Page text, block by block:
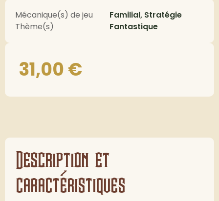
Mécanique(s) de jeu
Familial, Stratégie
Thème(s)
Fantastique
31,00€
Description et
caractéristiques